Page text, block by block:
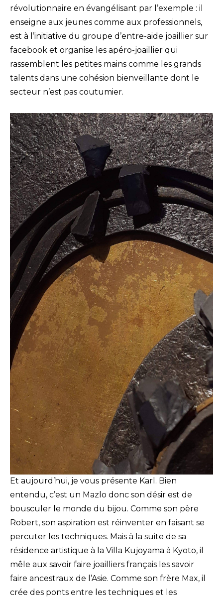
révolutionnaire en évangélisant par l’exemple : il
enseigne aux jeunes comme aux professionnels,
est à l’initiative du groupe d’entre-aide joaillier sur
facebook et organise les apéro-joaillier qui
rassemblent les petites mains comme les grands
talents dans une cohésion bienveillante dont le
secteur n’est pas coutumier.
Et aujourd’hui, je vous présente Karl. Bien
entendu, c’est un Mazlo donc son désir est de
bousculer le monde du bijou. Comme son père
Robert, son aspiration est réinventer en faisant se
percuter les techniques. Mais à la suite de sa
résidence artistique à la Villa Kujoyama à Kyoto, il
mêle aux savoir faire joailliers français les savoir
faire ancestraux de l’Asie. Comme son frère Max, il
crée des ponts entre les techniques et les